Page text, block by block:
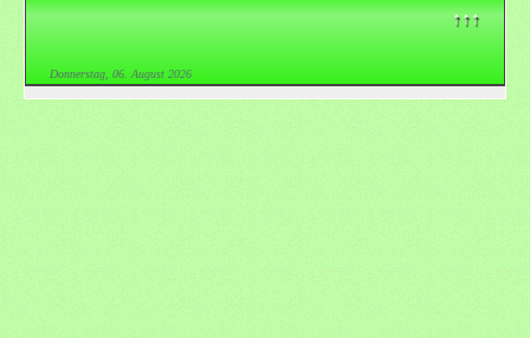
↑↑↑
Donnerstag, 06. August 2026